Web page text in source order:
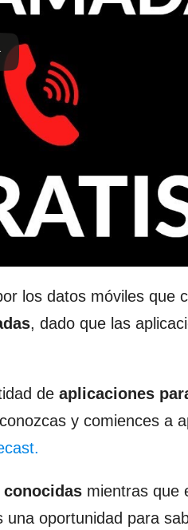
los datos móviles que
, dado que las
de aplicaciones
y comiences a
conocidas mientras que
oportunidad para